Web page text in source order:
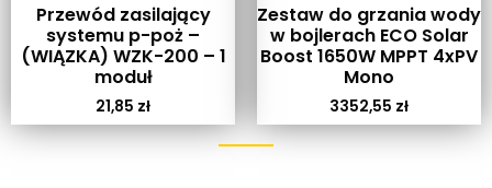
Przewód zasilający
systemu p-poż –
(WIĄZKA) WZK-200 – 1
moduł
21,85 zł
Zestaw do grzania wody
w bojlerach ECO Solar
Boost 1650W MPPT 4xPV
Mono
3352,55 zł